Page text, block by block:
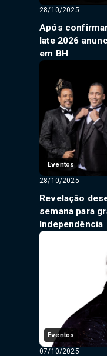
28/10/2025
Após
Iate 2026
em BH
Eventos
28/10/2025
Revelação
semana para
Independência
Eventos
07/10/2025